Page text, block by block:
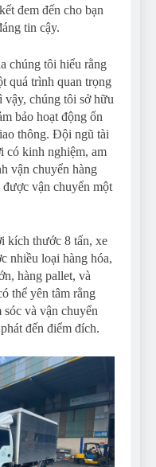
đem đến cho bạn
tin cậy.
chúng tôi hiểu rằng
quá trình quan trọng
chúng tôi sở hữu
bảo hoạt động ổn
thông. Đội ngũ tài
có kinh nghiệm, am
vận chuyển hàng
được vận chuyển một
kích thước 8 tấn, xe
nhiều loại hàng hóa,
hàng pallet, và
thể yên tâm rằng
sóc và vận chuyển
đến điểm đích.